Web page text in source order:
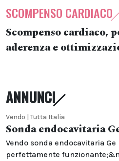
SCOMPENSO CARDIACO
Scompenso
aderenza e
ANNUNCI
Vendo | Tutta Italia
Sonda endocavitaria
Vendo sonda endocavitaria
perfettamente